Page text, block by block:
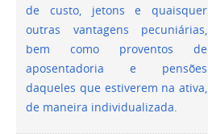
de custo, jetons e quaisquer
outras vantagens pecuniárias,
bem como proventos de
aposentadoria e pensões
daqueles que estiverem na ativa,
de maneira individualizada.